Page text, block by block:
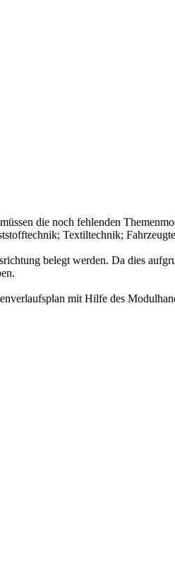
die noch fehlenden
Textiltechnik;
belegt werden. Da dies
mit Hilfe des